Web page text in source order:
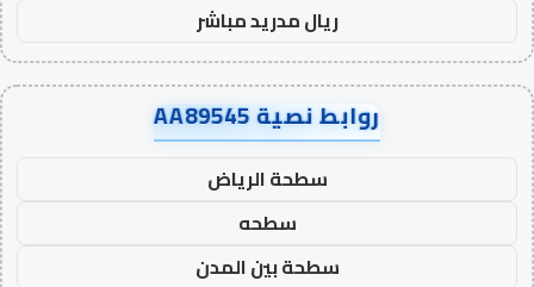
ريال مدريد مباشر
روابط نصية AA89545
سطحة الرياض
سطحه
سطحة بين المدن